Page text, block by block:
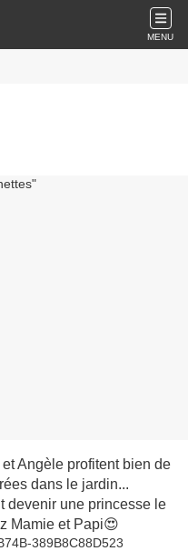
MENU
Angèle profitent bien de
dans le jardin...
devenir une princesse le
Mamie et Papi😍